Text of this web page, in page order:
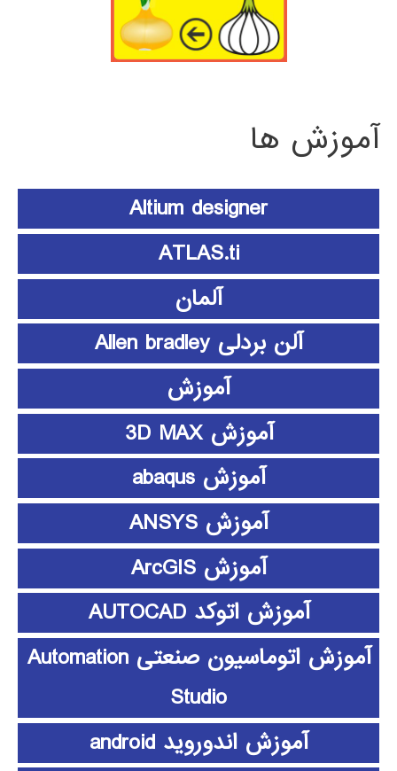
آموزش ها
Altium designer
ATLAS.ti
آلمان
آلن بردلی Allen bradley
آموزش
آموزش 3D MAX
آموزش abaqus
آموزش ANSYS
آموزش ArcGIS
آموزش اتوکد AUTOCAD
آموزش اتوماسیون صنعتی Automation
Studio
آموزش اندوروید android